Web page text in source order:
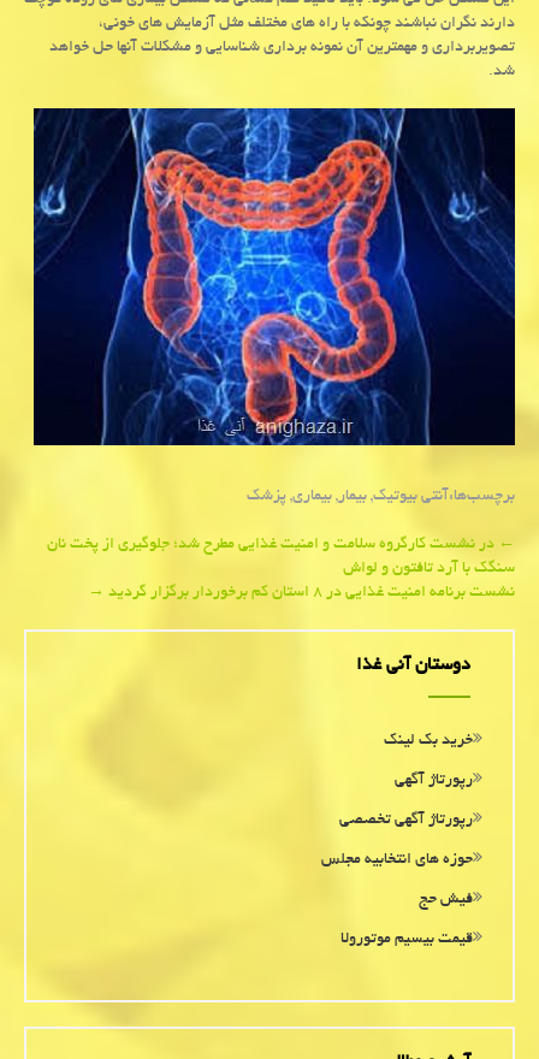
دارند نگران نباشند چونکه با راه های مختلف مثل آزمایش های خونی،
تصویربرداری و مهمترین آن نمونه برداری شناسایی و مشکلات آنها حل خواهد
شد.
برچسب‌ها:آنتی بیوتیك,بیمار,بیماری,پزشك
Post
navigation
←در نشست كارگروه سلامت و امنیت غذایی مطرح شد؛ جلوگیری از پخت نان
سنگك با آرد تافتون و لواش
نشست برنامه امنیت غذایی در ۸ استان كم برخوردار برگزار گردید
→
دوستان آنی غذا
خرید بک لینک
رپورتاژ آگهی
رپورتاژ آگهی تخصصی
حوزه های انتخابیه مجلس
فیش حج
قیمت بیسیم موتورولا